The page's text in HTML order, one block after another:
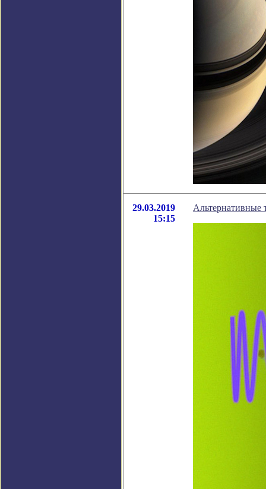
29.03.2019
15:15
Альтернативные